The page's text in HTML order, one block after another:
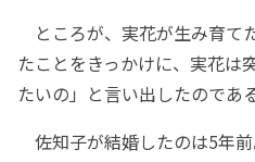
ところが、実花が生み育て
たことをきっかけに、実花は
たいの」と言い出したのである
佐知子が結婚したのは5年